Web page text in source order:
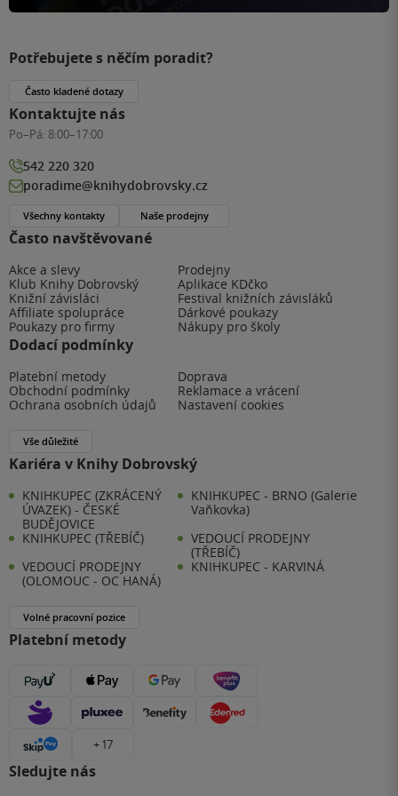
ale krásný příběh o zakázané touze a lásce. Lehké scény
mezi postavami. Na co se ale můžeme těšit nejvíc, je
⚔️Příběh nabízí nejen romantickou linku, ale i silnou hlavní
hrdinku, napětí, které s blížícím se soudem postupně roste,
a zvrat, který jsem opravdu nečekala. Čtení jsem si moc
užila. Jediné, co mě vždycky mrzí, je to, že takové příběhy
bývají krátké. Za sebe hodnotím ⭐4/5, protože styl psaní
se za víc takových příběhů. A klidně i delších. Zaujala tě
kniha? A co, myslíš – Bude Eleanor opravdu čarodějnice,
které uhranula muže, jehož ruce rozhodují o životě a smrti?
Často navštěvované
Akce a slevy
Prodejny
Klub Knihy Dobrovský
Aplikace KDčko
Knižní závisláci
Festival knižních závisláků
Affiliate spolupráce
Dárkové poukazy
Poukazy pro firmy
Nákupy pro školy
Dodací podmínky
Platební metody
Doprava
Obchodní podmínky
Reklamace a vrácení
Ochrana osobních údajů
Nastavení cookies
Vše důležité
Kariéra v Knihy Dobrovský
KNIHKUPEC (ZKRÁCENÝ
ÚVAZEK) - ČESKÉ
BUDĚJOVICE
KNIHKUPEC - BRNO (Galerie
Vaňkovka)
KNIHKUPEC (TŘEBÍČ)
VEDOUCÍ PRODEJNY
(TŘEBÍČ)
VEDOUCÍ PRODEJNY
(OLOMOUC - OC HANÁ)
KNIHKUPEC - KARVINÁ
Volné pracovní pozice
Platební metody
+ 17
Sledujte nás
Potřebujete s něčím poradit?
Často kladené dotazy
Kontaktujte nás
Po–Pá: 8:00–17:00
542 220 320
poradime@knihydobrovsky.cz
Všechny kontakty Naše prodejny